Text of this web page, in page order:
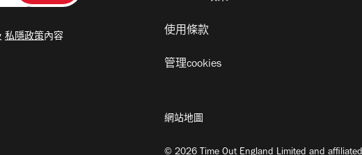
私隱政策內容
使用條款
管理cookies
網站地圖
© 2026 Time Out England Limited and